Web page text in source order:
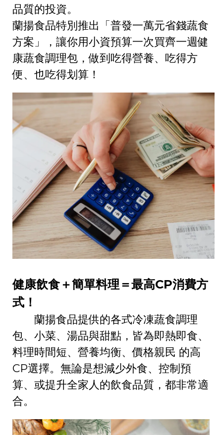
品質的投資。
蘭揚食品特別推出「普發一萬元省錢蔬食
方案」，讓你用小資預算一次買齊一週健
康蔬食調理包，做到吃得營養、吃得方
便、也吃得划算！
健康飲食＋簡單料理＝最高CP消費方
式！
蘭揚食品提供的各式冷凍蔬食調理
包、小菜、湯品與甜點，皆為即熱即食、
料理時間短、營養均衡、價格親民 的高
CP選擇。無論是想減少外食、控制預
算、或提升全家人的飲食品質，都非常適
合。